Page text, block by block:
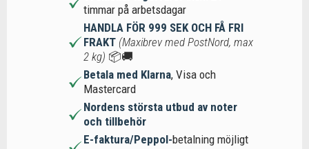
timmar på arbetsdagar
HANDLA FÖR 999 SEK OCH FÅ FRI
FRAKT (Maxibrev med PostNord, max
2 kg) 📦🚚
Betala med Klarna, Visa och
Mastercard
Nordens största utbud av noter
och tillbehör
E-faktura/Peppol-betalning möjligt